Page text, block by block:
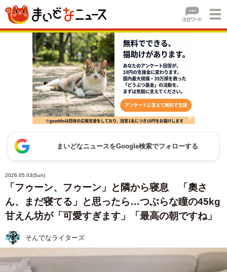
まいどなニュースをGoogle検索でフォローする
2026.05.03(Sun)
「フゥーン、フゥーン」と隣から寝息 「奧さ
ん、まだ寝てる」と思ったら…つぶらな瞳の45kg
甘えん坊が「可愛すぎます」「最高の朝ですね」
そんでなライターズ